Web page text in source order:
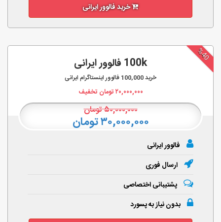
خرید فالوور ایرانی
%40
100k فالوور ایرانی
خرید100,000 فالوور اینستاگرام ایرانی
۲۰,۰۰۰,۰۰۰تومان تخفیف
۵۰,۰۰۰,۰۰۰تومان
۳۰,۰۰۰,۰۰۰ تومان
فالوور ایرانی
ارسال فوری
پشتیبانی اختصاصی
بدون نیاز به پسورد